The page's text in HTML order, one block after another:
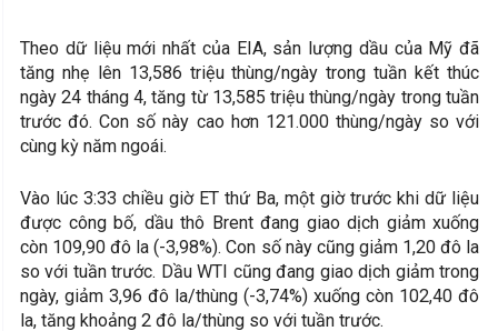
Theo dữ liệu mới nhất của EIA, sản lượng dầu của Mỹ đã
tăng nhẹ lên 13,586 triệu thùng/ngày trong tuần kết thúc
ngày 24 tháng 4, tăng từ 13,585 triệu thùng/ngày trong tuần
trước đó. Con số này cao hơn 121.000 thùng/ngày so với
cùng kỳ năm ngoái.
Vào lúc 3:33 chiều giờ ET thứ Ba, một giờ trước khi dữ liệu
được công bố, dầu thô Brent đang giao dịch giảm xuống
còn 109,90 đô la (-3,98%). Con số này cũng giảm 1,20 đô la
so với tuần trước. Dầu WTI cũng đang giao dịch giảm trong
ngày, giảm 3,96 đô la/thùng (-3,74%) xuống còn 102,40 đô
la, tăng khoảng 2 đô la/thùng so với tuần trước.